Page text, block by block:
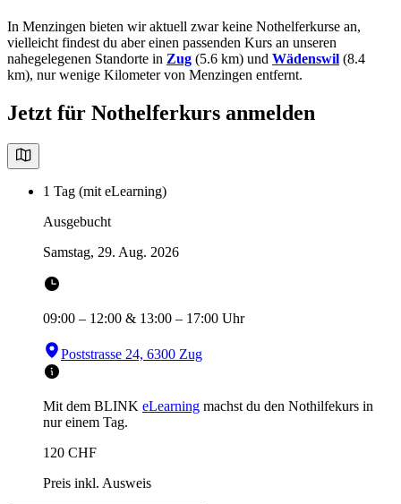
In Menzingen bieten wir aktuell zwar keine Nothelferkurse an,
vielleicht findest du aber einen passenden Kurs an unseren
nahegelegenen Standorte in Zug (5.6 km) und Wädenswil (8.4
km), nur wenige Kilometer von Menzingen entfernt.
Jetzt für Nothelferkurs anmelden
1 Tag (mit eLearning)
Ausgebucht
Samstag, 29. Aug. 2026
09:00 – 12:00 & 13:00 – 17:00 Uhr
Poststrasse 24, 6300 Zug
Mit dem BLINK eLearning machst du den Nothilfekurs in
nur einem Tag.
120 CHF
Preis inkl. Ausweis